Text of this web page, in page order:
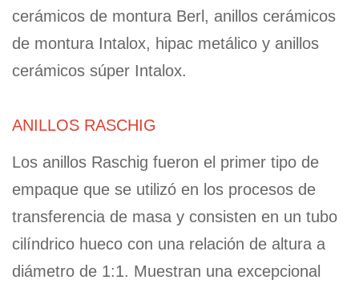
cerámicos de montura Berl, anillos cerámicos
de montura Intalox, hipac metálico y anillos
cerámicos súper Intalox.
ANILLOS RASCHIG
Los anillos Raschig fueron el primer tipo de
empaque que se utilizó en los procesos de
transferencia de masa y consisten en un tubo
cilíndrico hueco con una relación de altura a
diámetro de 1:1. Muestran una excepcional